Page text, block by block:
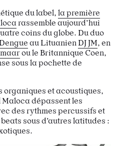
du label, la première
rassemble aujourd’hui
coins du globe. Du duo
au LituanienDJ JM, en
ou le Britannique Coen,
sous la pochette de
organiques et acoustiques,
dépassent les
des rythmes percussifs et
sous d’autres latitudes :